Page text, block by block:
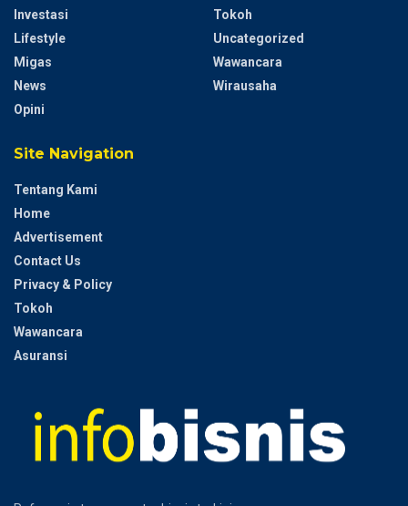
Investasi
Lifestyle
Migas
News
Opini
Tokoh
Uncategorized
Wawancara
Wirausaha
Site Navigation
Tentang Kami
Home
Advertisement
Contact Us
Privacy & Policy
Tokoh
Wawancara
Asuransi